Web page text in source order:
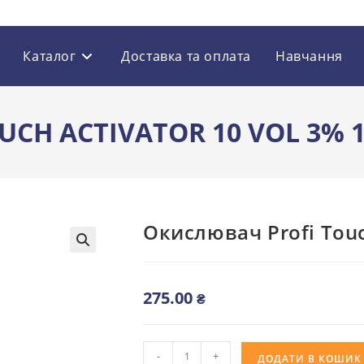
Каталог Доставка та оплата Навчання
ACTIVATOR 10 VOL 3%
Окислювач Profi
275.00 ₴
Окислювач
- + ДОДАТИ В КОШИК